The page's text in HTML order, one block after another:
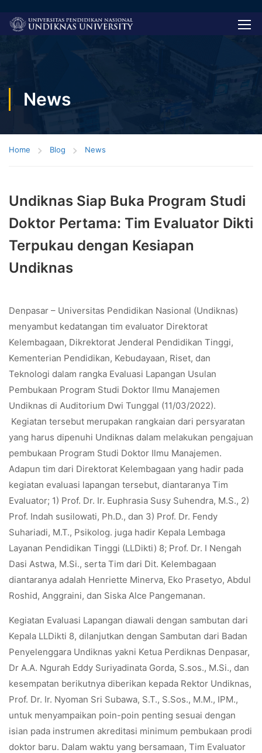
News
Home Blog News
Undiknas Siap Buka Program Studi
Doktor Pertama: Tim Evaluator Dikti
Terpukau dengan Kesiapan
Undiknas
Denpasar – Universitas Pendidikan Nasional (Undiknas)
menyambut kedatangan tim evaluator Direktorat
Kelembagaan, Dikrektorat Jenderal Pendidikan Tinggi,
Kementerian Pendidikan, Kebudayaan, Riset, dan
Teknologi dalam rangka Evaluasi Lapangan Usulan
Pembukaan Program Studi Doktor Ilmu Manajemen
Undiknas di Auditorium Dwi Tunggal (11/03/2022).
Kegiatan tersebut merupakan rangkaian dari persyaratan
yang harus dipenuhi Undiknas dalam melakukan pengajuan
pembukaan Program Studi Doktor Ilmu Manajemen.
Adapun tim dari Direktorat Kelembagaan yang hadir pada
kegiatan evaluasi lapangan tersebut, diantaranya Tim
Evaluator; 1) Prof. Dr. Ir. Euphrasia Susy Suhendra, M.S., 2)
Prof. Indah susilowati, Ph.D., dan 3) Prof. Dr. Fendy
Suhariadi, M.T., Psikolog. juga hadir Kepala Lembaga
Layanan Pendidikan Tinggi (LLDikti) 8; Prof. Dr. I Nengah
Dasi Astwa, M.Si., serta Tim dari Dit. Kelembagaan
diantaranya adalah Henriette Minerva, Eko Prasetyo, Abdul
Roshid, Anggraini, dan Siska Alce Pangemanan.
Kegiatan Evaluasi Lapangan diawali dengan sambutan dari
Kepala LLDikti 8, dilanjutkan dengan Sambutan dari Badan
Penyelenggara Undiknas yakni Ketua Perdiknas Denpasar,
Dr A.A. Ngurah Eddy Suriyadinata Gorda, S.sos., M.Si., dan
kesempatan berikutnya diberikan kepada Rektor Undiknas,
Prof. Dr. Ir. Nyoman Sri Subawa, S.T., S.Sos., M.M., IPM.,
untuk menyampaikan poin-poin penting sesuai dengan
isian pada instrumen akreditasi minimum pembukaan prodi
doktor baru. Dalam waktu yang bersamaan, Tim Evaluator